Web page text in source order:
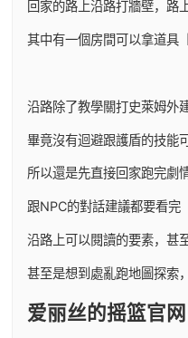
回家的路上沿路打牆壁，路
其中有一個房間可以拿道具
沿路除了教學關打史萊姆外
畢竟沒有迴避跟護盾的技能
所以還是先直接回家跑完劇
跟NPC的對話建議都要看完
沿路上可以閱讀的要素，甚
甚至是想到處亂跑地圖探索
爱丽丝的摇篮官网